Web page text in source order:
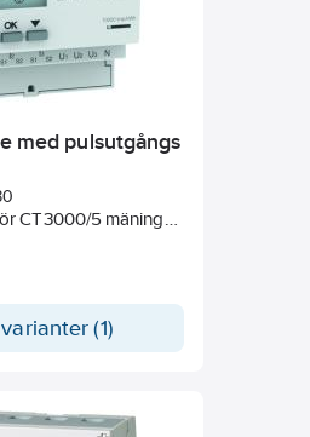
med pulsutgångs
CT3000/5 mäning
puls
MID godkänd.
elektrisk
för att konfigurera
(1)